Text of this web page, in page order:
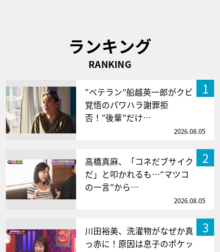
ランキング
RANKING
1
“ベテラン”船越英一郎がクビ
覚悟のパワハラ謝罪拒
否！“後輩”だけ…
2026.08.05
2
高橋真麻、「コネだブサイク
だ」と叩かれるも…“マツコ
の一言”から…
2026.08.05
3
川田裕美、洗濯物がなぜか真
っ赤に！原因は息子のポケッ